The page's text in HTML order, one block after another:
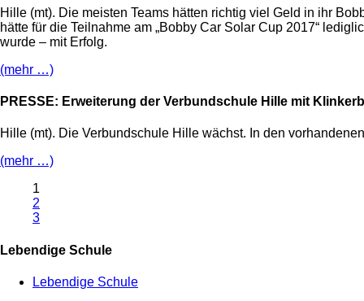
Hille (mt). Die meisten Teams hätten richtig viel Geld in ihr
hätte für die Teilnahme am „Bobby Car Solar Cup 2017“
wurde – mit Erfolg.
(mehr …)
PRESSE: Erweiterung der Verbundschule Hille mit
Hille (mt). Die Verbundschule Hille wächst. In den
(mehr …)
1
2
3
Lebendige Schule
Lebendige Schule